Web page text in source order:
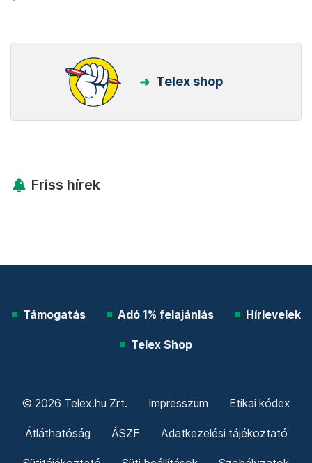
Telex shop
Friss hírek
Támogatás Adó 1% felajánlás Hírlevelek
Telex Shop
© 2026 Telex.hu Zrt. Impresszum Etikai kódex
Átláthatóság ÁSZF Adatkezelési tájékoztató